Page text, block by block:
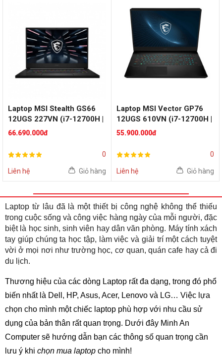
Laptop MSI Stealth GS66
12UGS 227VN (i7-12700H |
RAM 32GB | SSD 1TB | RTX
inch QHD | Win 11 | Đen)
66.690.000đ
0
Liên hệ Giỏ hàng
Laptop MSI Vector GP76
12UGS 610VN (i7-12700H |
RAM 16GB | SSD 1TB | RTX
QHD | Win 11 | Đen)
55.900.000đ
0
Liên hệ Giỏ hàng
Laptop từ lâu đã là một thiết bị công nghệ không thể thiếu
trong cuộc sống và công việc hàng ngày của mỗi người, đặc
biệt là học sinh, sinh viên hay dân văn phòng. Máy tính xách
tay giúp chúng ta học tập, làm việc và giải trí một cách tuyệt
vời ở mọi nơi như trường học, cơ quan, quán cafe hay cả đi
du lịch.
Thương hiệu của các dòng Laptop rất đa dạng, trong đó phổ
biến nhất là Dell, HP, Asus, Acer, Lenovo và LG… Việc lựa
chọn cho mình một chiếc laptop phù hợp với nhu cầu sử
dụng của bản thân rất quan trọng. Dưới đây Minh An
Computer sẽ hướng dẫn bạn các thông số quan trọng cần
lưu ý khi chọn mua laptop cho mình!